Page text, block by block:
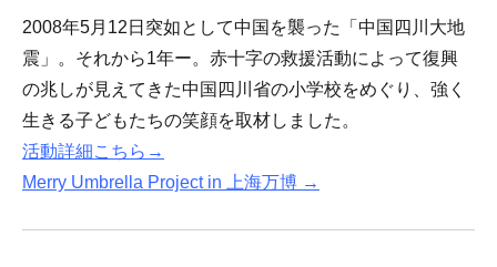
2008年5月12日突如として中国を襲った「中国四川大地
震」。それから1年ー。赤十字の救援活動によって復興
の兆しが見えてきた中国四川省の小学校をめぐり、強く
生きる子どもたちの笑顔を取材しました。
活動詳細こちら→
Merry Umbrella Project in 上海万博 →